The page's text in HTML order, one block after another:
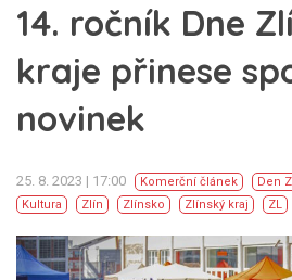
14. ročník Dne
kraje přinese
novinek
25. 8. 2023 | 17:00 Komerční článek Den
Kultura
Zlín Zlínsko Zlínský kraj ZL